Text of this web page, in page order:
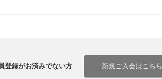
登録がお済みでない方 新規ご入会はこちら